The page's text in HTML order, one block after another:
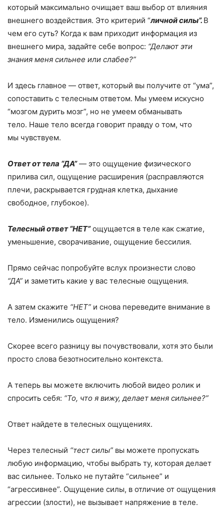
который максимально очищает ваш выбор от влияния
внешнего воздействия. Это критерий “личной силы”. В
чем его суть? Когда к вам приходит информация из
внешнего мира, задайте себе вопрос: “Делают эти
знания меня сильнее или слабее?”
И здесь главное — ответ, который вы получите от “ума”,
сопоставить с телесным ответом. Мы умеем искусно
“мозгом дурить мозг”, но не умеем обманывать
тело. Наше тело всегда говорит правду о том, что
мы чувствуем.
Ответ от тела “ДА”— это ощущение физического
прилива сил, ощущение расширения (расправляются
плечи, раскрывается грудная клетка, дыхание
свободное, глубокое).
Телесный ответ “НЕТ”ощущается в теле как сжатие,
уменьшение, сворачивание, ощущение бессилия.
Прямо сейчас попробуйте вслух произнести слово
“ДА” и заметить какие у вас телесные ощущения.
А затем скажите “НЕТ” и снова переведите внимание в
тело. Изменились ощущения?
Скорее всего разницу вы почувствовали, хотя это были
просто слова безотносительно контекста.
А теперь вы можете включить любой видео ролик и
спросить себя: “То, что я вижу, делает меня сильнее?”
Ответ найдете в телесных ощущениях.
Через телесный “тест силы” вы можете пропускать
любую информацию, чтобы выбрать ту, которая делает
вас сильнее. Только не путайте “сильнее” и
“агрессивнее”. Ощущение силы, в отличие от ощущения
агрессии (злости), не вызывает напряжение в теле.